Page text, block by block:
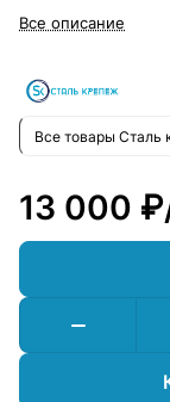
Все описание
Все товары Сталь
13 000